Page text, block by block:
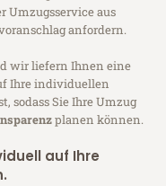
Umzugsservice aus
anfordern.
wir liefern Ihnen eine
Ihre individuellen
sodass Sie Ihre Umzug
planen können.
auf Ihre